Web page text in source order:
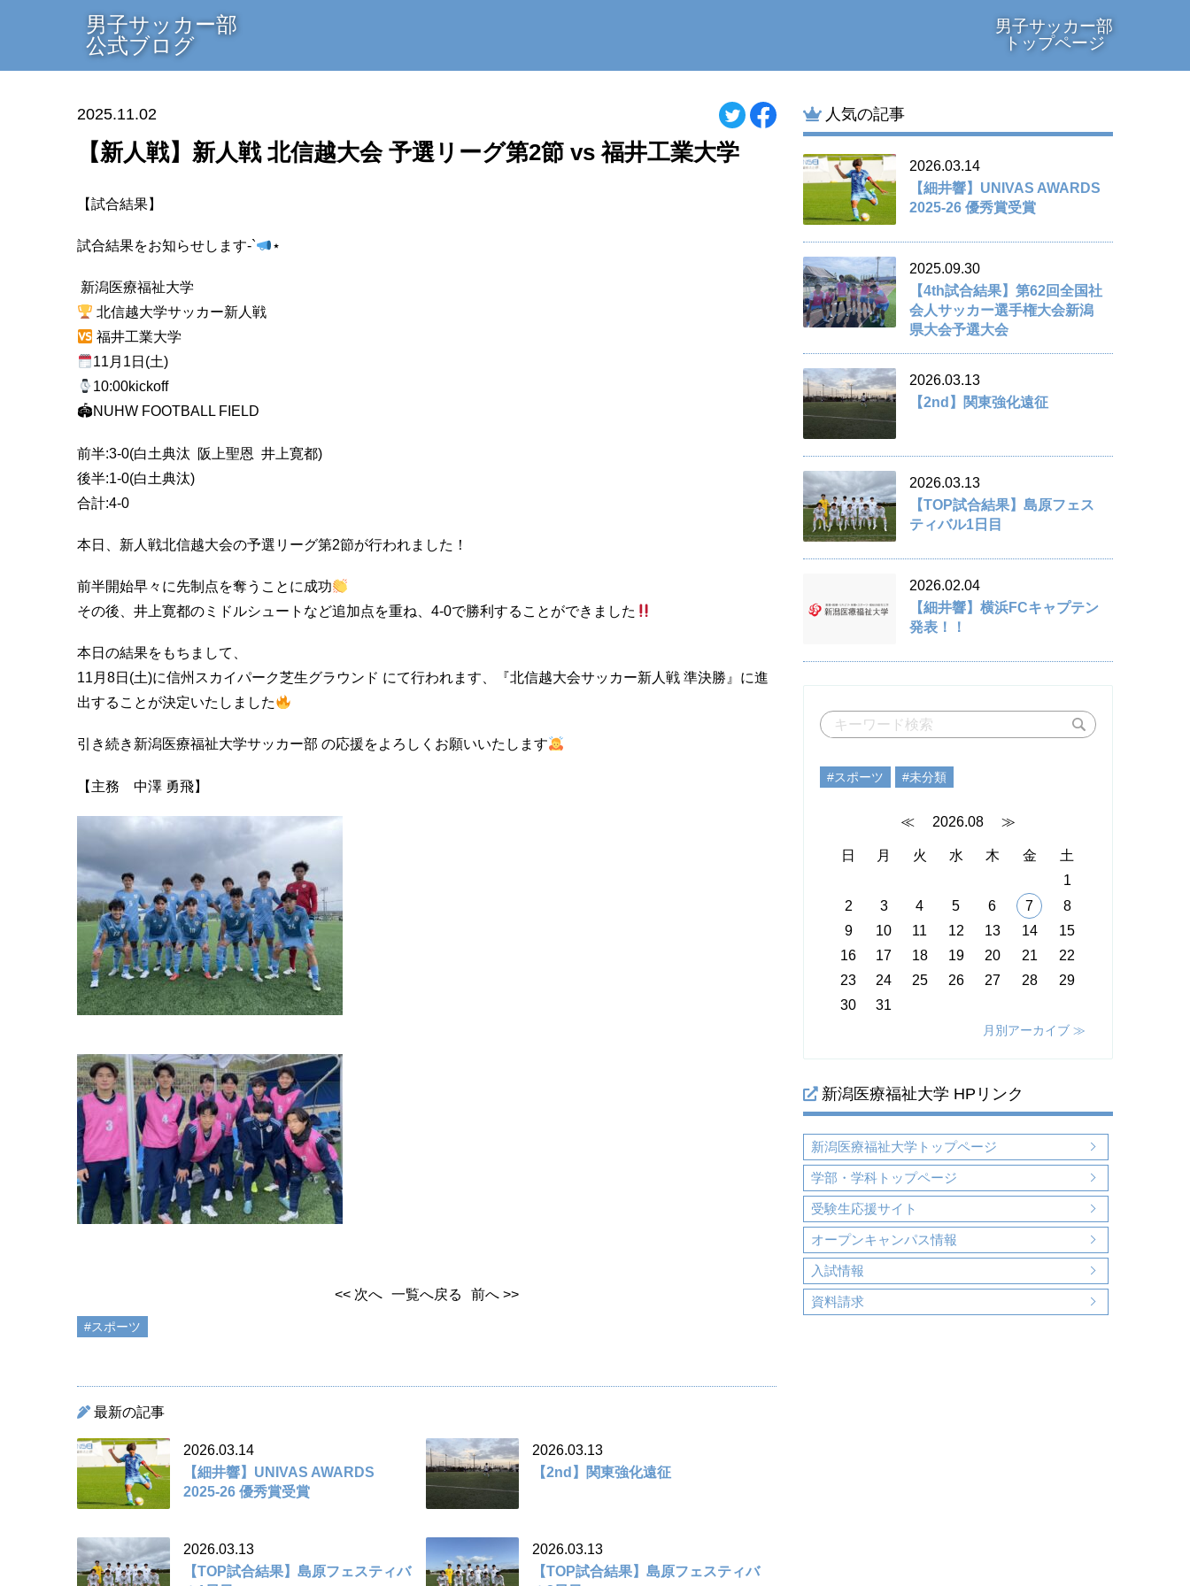
男子サッカー部
トップページ
男子サッカー部
公式ブログ
2025.11.02
【新人戦】新人戦 北信越大会 予選リーグ第2節 vs 福井工業大学
【試合結果】
試合結果をお知らせします-` ⋆
新潟医療福祉大学
北信越大学サッカー新人戦
福井工業大学
11月1日(土)
10:00kickoff
🏟NUHW FOOTBALL FIELD
前半:3-0(白土典汰 阪上聖恩 井上寛都)
後半:1-0(白土典汰)
合計:4-0
本日、新人戦北信越大会の予選リーグ第2節が行われました！
前半開始早々に先制点を奪うことに成功
その後、井上寛都のミドルシュートなど追加点を重ね、4-0で勝利することができました
本日の結果をもちまして、
11月8日(土)に信州スカイパーク芝生グラウンド にて行われます、『北信越大会サッカー新人戦 準決勝』に進
出することが決定いたしました
引き続き新潟医療福祉大学サッカー部 の応援をよろしくお願いいたします
【主務 中澤 勇飛】
<< 次へ 一覧へ戻る 前へ >>
#スポーツ
最新の記事
2026.03.14
【細井響】UNIVAS AWARDS
2025-26 優秀賞受賞
2026.03.13
【2nd】関東強化遠征
2026.03.13
【TOP試合結果】島原フェスティバ
2026.03.13
【TOP試合結果】島原フェスティバ
人気の記事
2026.03.14
【細井響】UNIVAS AWARDS
2025-26 優秀賞受賞
2025.09.30
【4th試合結果】第62回全国社
会人サッカー選手権大会新潟
県大会予選大会
2026.03.13
【2nd】関東強化遠征
2026.03.13
【TOP試合結果】島原フェス
ティバル1日目
2026.02.04
【細井響】横浜FCキャプテン
発表！！
#スポーツ #未分類
≪ 2026.08 ≫
日 月 火 水 木 金
土
1
2
3 4 5 6 7
8
9
10 11 12 13 14
15
16
17 18 19 20 21
22
23
24 25 26 27 28
29
30
31
月別アーカイブ ≫
新潟医療福祉大学 HPリンク
新潟医療福祉大学トップページ
学部・学科トップページ
受験生応援サイト
オープンキャンパス情報
入試情報
資料請求